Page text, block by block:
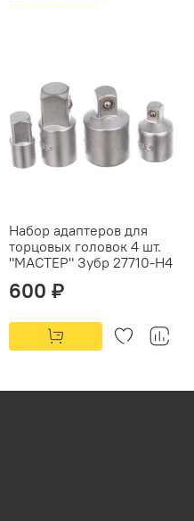
Набор адаптеров для
торцовых головок 4 шт.
"МАСТЕР" Зубр 27710-H4
600 ₽